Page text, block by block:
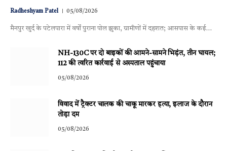
Radheshyam Patel 05/08/2026
मैनपुर खुर्द के पटेलपारा में वर्षों पुराना पोल झुका, ग्रामीणों में दहशत; आसपास के कई…
NH-130C पर दो बाइकों की आमने-सामने भिड़ंत, तीन घायल;
112 की त्वरित कार्रवाई से अस्पताल पहुंचाया
05/08/2026
विवाद में ट्रैक्टर चालक की चाकू मारकर हत्या, इलाज के दौरान
तोड़ा दम
05/08/2026